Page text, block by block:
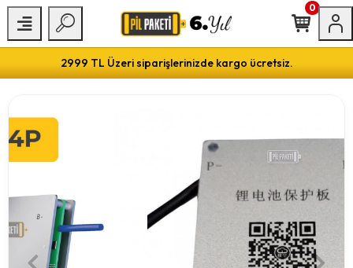
2999 TL Üzeri siparişlerinizde kargo ücretsiz.
0